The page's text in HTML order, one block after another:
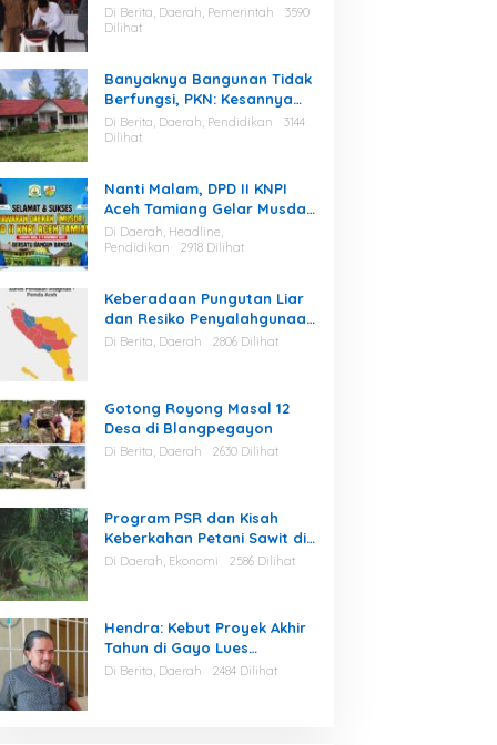
Di Berita, Daerah, Pemerintah
3590
Dilihat
Banyaknya Bangunan Tidak
Berfungsi, PKN: Kesannya
Cuma Berharap Kegiatan
Di Berita, Daerah, Pendidikan
3144
Dilihat
Nanti Malam, DPD II KNPI
Aceh Tamiang Gelar Musda
V
Di Daerah, Headline,
Pendidikan
2918 Dilihat
Keberadaan Pungutan Liar
dan Resiko Penyalahgunaan
Fasilitas Kantor Masih Tinggi
Di Berita, Daerah 2806 Dilihat
Gotong Royong Masal 12
Desa di Blangpegayon
Di Berita, Daerah 2630 Dilihat
Program PSR dan Kisah
Keberkahan Petani Sawit di
Aceh Tamiang
Di Daerah, Ekonomi 2586 Dilihat
Hendra: Kebut Proyek Akhir
Tahun di Gayo Lues
Berpotensi Asal Dikerjakan
Di Berita, Daerah 2484 Dilihat